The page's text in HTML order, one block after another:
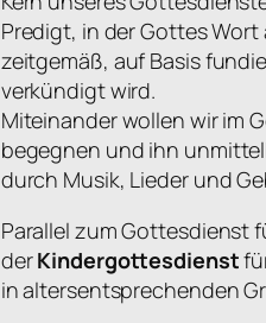
Predigt, in der Gottes
zeitgemäß, auf Basis
verkündigt wird.
Miteinander wollen wir im
begegnen und ihn
durch Musik, Lieder und
Parallel zum Gottesdienst
derKindergottesdienst
in altersentsprechenden